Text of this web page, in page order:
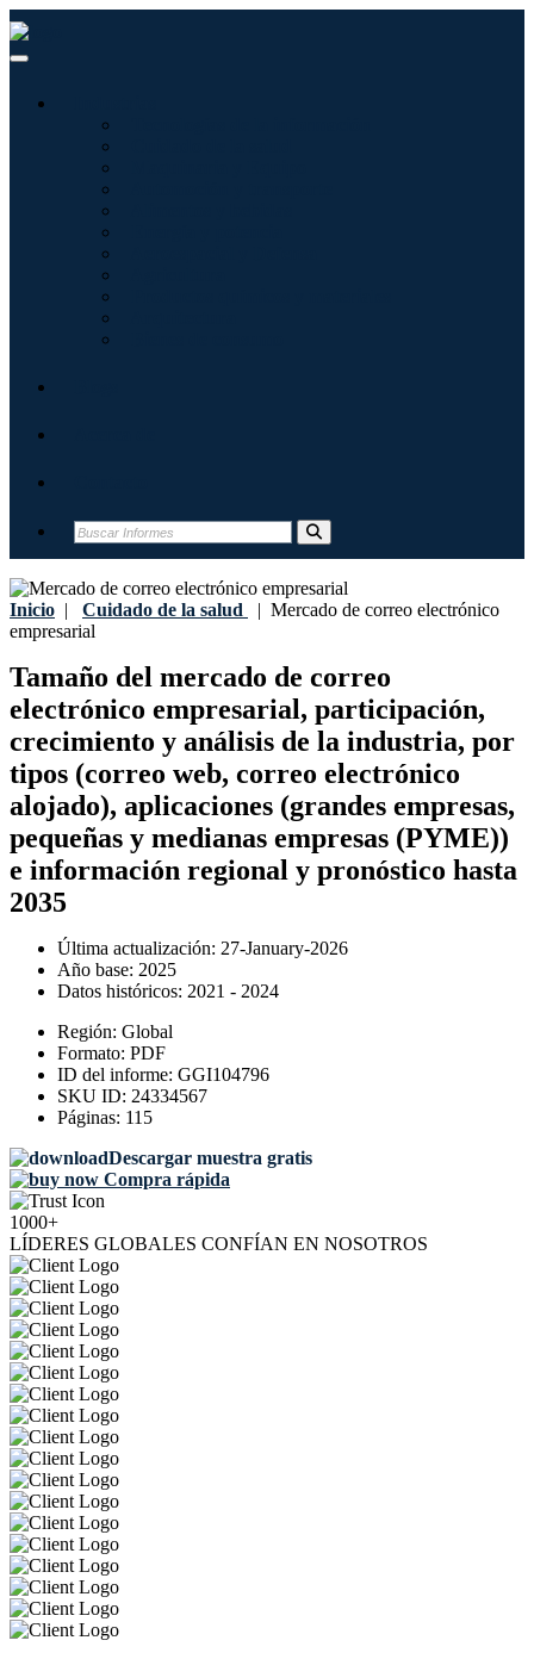
Inicio | Cuidado de la salud | Mercado de correo electrónico
empresarial
Tamaño del mercado de correo
electrónico empresarial, participación,
crecimiento y análisis de la industria, por
tipos (correo web, correo electrónico
alojado), aplicaciones (grandes empresas,
pequeñas y medianas empresas (PYME))
e información regional y pronóstico hasta
2035
Última actualización: 27-January-2026
Año base: 2025
Datos históricos: 2021 - 2024
Región: Global
Formato: PDF
ID del informe: GGI104796
SKU ID: 24334567
Páginas: 115
Descargar muestra gratis
Compra rápida
1000+
LÍDERES GLOBALES CONFÍAN EN NOSOTROS